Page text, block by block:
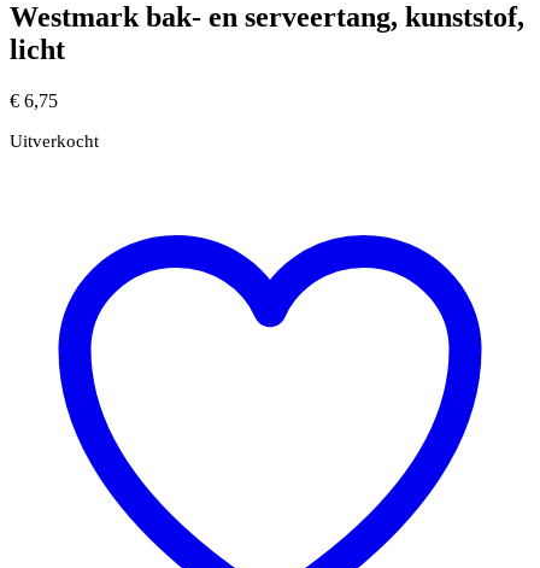
Westmark bak- en serveertang, kunststof,
licht
€ 6,75
Uitverkocht